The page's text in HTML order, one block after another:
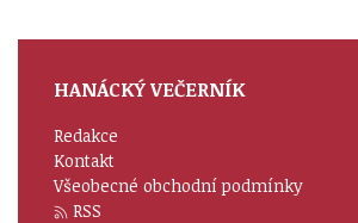
HANÁCKÝ VEČERNÍK
Redakce
Kontakt
Všeobecné obchodní podmínky
RSS